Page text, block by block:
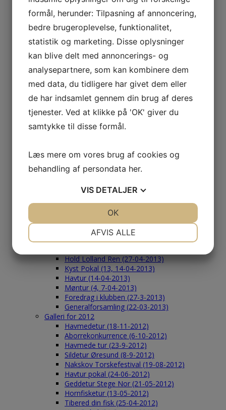
2005
2004
Årets Største & Klubrekorder
2026
2025
2024
2023
2022
2021
2020
2018
2017
2016
2014
2012
Fra 2009 til 1970
Klubrekorder 1970-2025
Gamle N.S.F. & ABU film
Galleri
Galleri for 2013
Hold Lolland Ren (27-04-2013)
Kyst Pokal (13, 14-04-2013)
Havtur (14-04-2013)
Møntur (4, 7-04-2013)
Foredrag i klubben (27-3-2013)
Generalforsamling (22-03-2013)
Galleri for 2012
Havmedetur (18-11-2012)
Aborrekonkurrence (6-10-2012)
Havmede tur (23-9-2012)
Sildetur Øresund (8-9-2012)
Nakskov Torskefestival (19-08-2012)
Havtur pokal (24-06-2012)
Geddetur Stege Nor (21-05-2012)
Hornfisketur (13-05-2012)
Tibered din fisk (25-04-2012)
formål, herunder: Tilpasning af annoncering,
bedre brugeroplevelse, funktionalitet,
statistik og marketing. Disse oplysninger
kan blive delt med annoncerings- og
analysepartnere, som kan kombinere dem
med data, du tidligere har givet dem eller
de har indsamlet gennem din brug af deres
tjenester. Ved at klikke på 'OK' giver du
samtykke til disse formål.
Læs mere om vores brug af cookies og
behandling af persondata her.
VIS DETALJER
MARKETING STATISTIK
AFVIS ALLE
OK